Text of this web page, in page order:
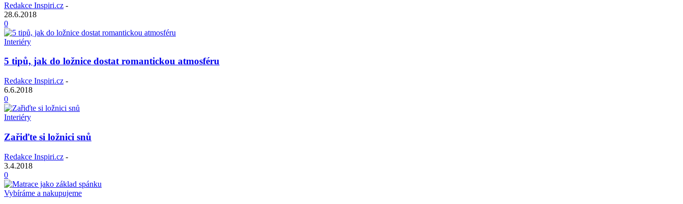
Redakce Inspiri.cz -
28.6.2018
0
Interiéry
5 tipů, jak do ložnice dostat romantickou atmosféru
Redakce Inspiri.cz -
6.6.2018
0
Interiéry
Zařiďte si ložnici snů
Redakce Inspiri.cz -
3.4.2018
0
Vybíráme a nakupujeme